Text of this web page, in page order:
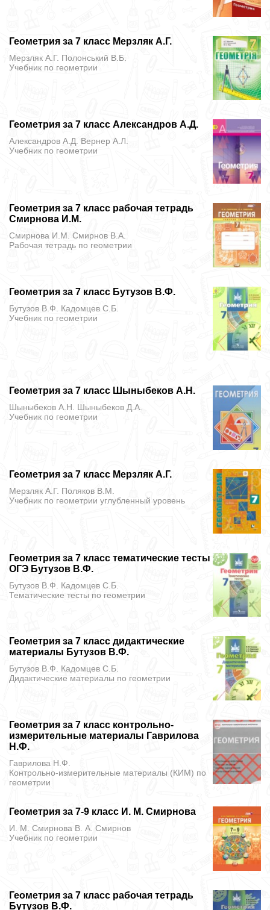
Геометрия за 7 класс Мерзляк А.Г.
Мерзляк А.Г. Полонський В.Б.
Учебник по геометрии
Геометрия за 7 класс Александров А.Д.
Александров А.Д. Вернер А.Л.
Учебник по геометрии
Геометрия за 7 класс рабочая тетрадь
Смирнова И.М.
Смирнова И.М. Смирнов В.А.
Рабочая тетрадь по геометрии
Геометрия за 7 класс Бутузов В.Ф.
Бутузов В.Ф. Кадомцев С.Б.
Учебник по геометрии
Геометрия за 7 класс Шыныбеков А.Н.
Шыныбеков А.Н. Шыныбеков Д.А.
Учебник по геометрии
Геометрия за 7 класс Мерзляк А.Г.
Мерзляк А.Г. Поляков В.М.
Учебник по геометрии углубленный уровень
Геометрия за 7 класс тематические тесты
ОГЭ Бутузов В.Ф.
Бутузов В.Ф. Кадомцев С.Б.
Тематические тесты по геометрии
Геометрия за 7 класс дидактические
материалы Бутузов В.Ф.
Бутузов В.Ф. Кадомцев С.Б.
Дидактические материалы по геометрии
Геометрия за 7 класс контрольно-
измерительные материалы Гаврилова
Н.Ф.
Гаврилова Н.Ф.
Контрольно-измерительные материалы (КИМ) по
геометрии
Геометрия за 7-9 класс И. М. Смирнова
И. М. Смирнова В. А. Смирнов
Учебник по геометрии
Геометрия за 7 класс рабочая тетрадь
Бутузов В.Ф.